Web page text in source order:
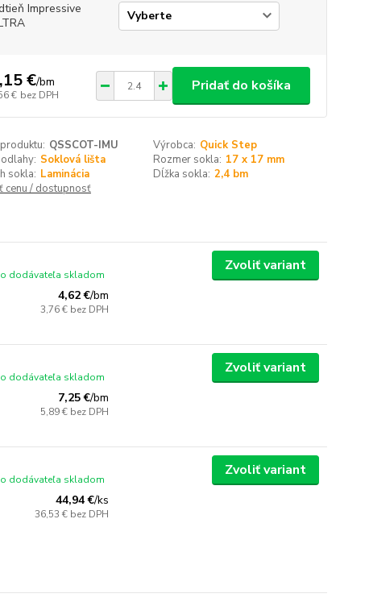
Impressive
€/bm
€ bez DPH
Pridať do košíka
QSSCOT-IMU Výrobca: Quick Step
Soklová lišta Rozmer sokla: 17 x 17 mm
sokla: Laminácia Dĺžka sokla: 2,4 bm
cenu / dostupnosť
4,62 €/bm
3,76 € bez DPH
dodávateľa skladom
Zvoliť variant
7,25 €/bm
5,89 € bez DPH
dodávateľa skladom
Zvoliť variant
44,94 €/ks
36,53 € bez DPH
dodávateľa skladom
Zvoliť variant